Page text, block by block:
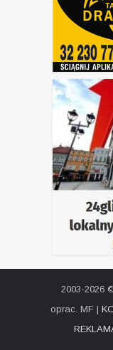
2003-2026
oprac. MF |